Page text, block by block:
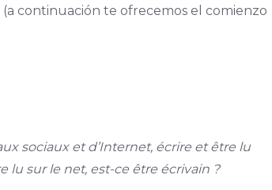
(a continuación te ofrecemos el comienzo
sociaux et d’Internet, écrire et être lu
lu sur le net, est-ce être écrivain ?